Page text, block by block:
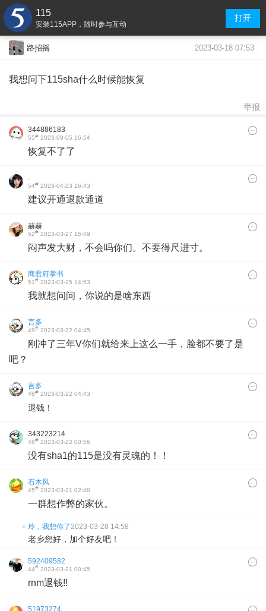
115
安装115APP，随时参与互动
打开
路招摇 2023-03-18 07:53
我想问下115sha什么时候能恢复
举报
344886183
55# 2023-09-05 16:54
恢复不了了
.
54# 2023-04-23 16:43
建议开通退款通道
赫赫
52# 2023-03-27 15:49
闷声发大财，不会吗你们。不要得尺进寸。
商君府掌书
51# 2023-03-25 14:53
我就想问问，你说的是啥东西
言多
49# 2023-03-22 04:45
刚冲了三年V你们就给来上这么一手，脸都不要了是
吧？
言多
48# 2023-03-22 04:43
退钱！
343223214
46# 2023-03-22 00:56
没有sha1的115是没有灵魂的！！
石木风
45# 2023-03-21 02:48
一群想作弊的家伙。
玲，我想你了2023-03-28 14:58
老乡您好，加个好友吧！
592409582
44# 2023-03-21 00:45
rnm退钱!!
51973274